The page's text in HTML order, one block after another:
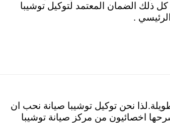
ذلك الضمان المعتمد لتوكيل توشيبا
.
نحن توكيل توشيبا صيانة نحب ان
اخصائيون من مركز صيانة توشيبا